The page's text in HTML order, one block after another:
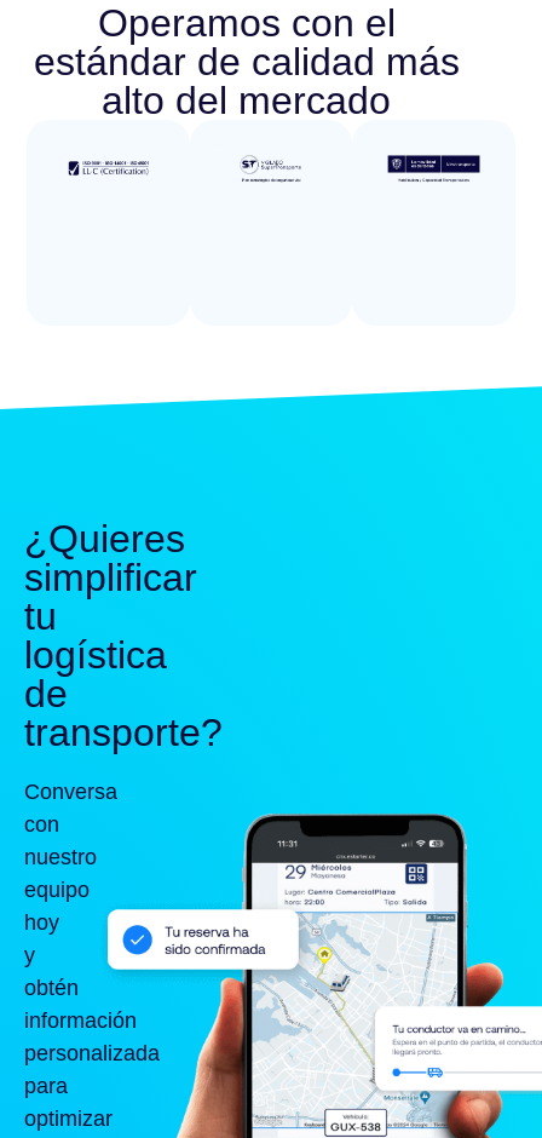
Operamos con el
estándar de calidad más
alto del mercado
¿Quieres
simplificar
tu
logística
de
transporte?
Conversa
con
nuestro
equipo
hoy
y
obtén
información
personalizada
para
optimizar